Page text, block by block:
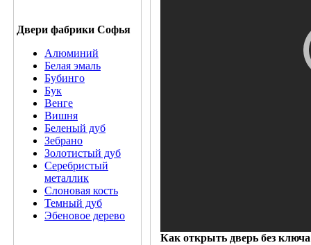
Двери фабрики Софья
Алюминий
Белая эмаль
Бубинго
Бук
Венге
Вишня
Беленый дуб
Зебрано
Золотистый дуб
Серебристый
металлик
Слоновая кость
Темный дуб
Эбеновое дерево
Как открыть дверь без ключа